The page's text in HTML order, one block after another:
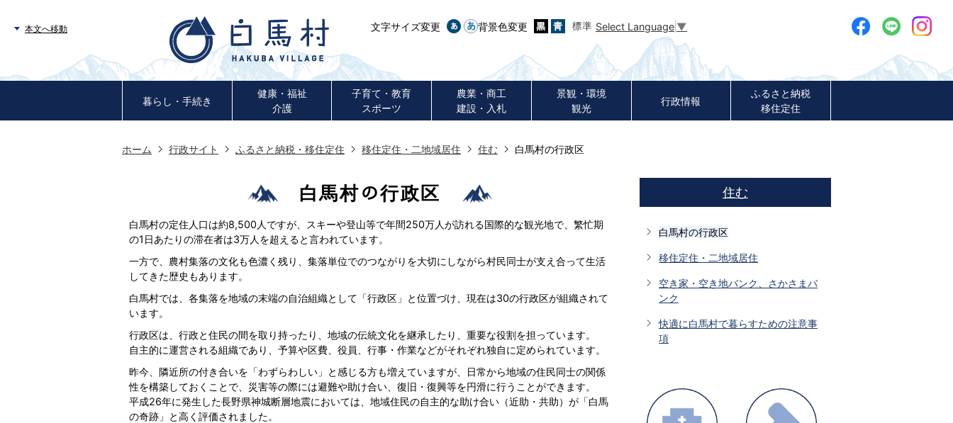
本文へ移動 文字サイズ変更 背景色変更 Select Language ▼
暮らし・手続き
健康・福祉
介護
子育て・教育
スポーツ
農業・商工
建設・入札
景観・環境
観光
行政情報
ふるさと納税
移住定住
ホーム 行政サイト ふるさと納税・移住定住 移住定住・二地域居住 住む 白馬村の行政区
白馬村の行政区
白馬村の定住人口は約8,500人ですが、スキーや登山等で年間250万人が訪れる国際的な観光地で、繁忙期
の1日あたりの滞在者は3万人を超えると言われています。
一方で、農村集落の文化も色濃く残り、集落単位でのつながりを大切にしながら村民同士が支え合って生活
してきた歴史もあります。
白馬村では、各集落を地域の末端の自治組織として「行政区」と位置づけ、現在は30の行政区が組織されて
います。
行政区は、行政と住民の間を取り持ったり、地域の伝統文化を継承したり、重要な役割を担っています。
自主的に運営される組織であり、予算や区費、役員、行事・作業などがそれぞれ独自に定められています。
昨今、隣近所の付き合いを「わずらわしい」と感じる方も増えていますが、日常から地域の住民同士の関係
性を構築しておくことで、災害等の際には避難や助け合い、復旧・復興等を円滑に行うことができます。
平成26年に発生した長野県神城断層地震においては、地域住民の自主的な助け合い（近助・共助）が「白馬
の奇跡」と高く評価されました。
住む
白馬村の行政区
移住定住・二地域居住
空き家・空き地バンク、さかさまバ
ンク
快適に白馬村で暮らすための注意事
項